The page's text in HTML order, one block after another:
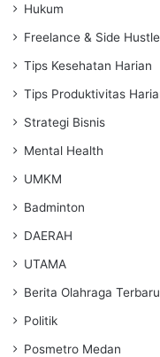
Hukum
Freelance & Side Hustle
Tips Kesehatan Harian
Tips Produktivitas
Strategi Bisnis
Mental Health
UMKM
Badminton
DAERAH
UTAMA
Berita Olahraga Terbaru
Politik
Posmetro Medan